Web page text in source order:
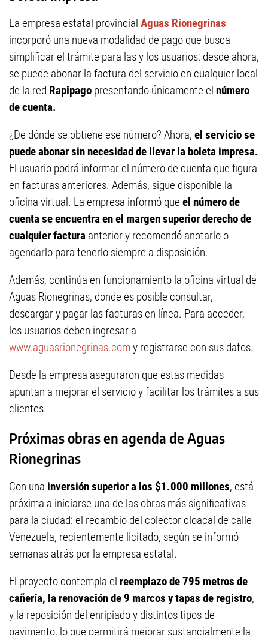
La empresa estatal provincial Aguas Rionegrinas
incorporó una nueva modalidad de pago que busca
simplificar el trámite para las y los usuarios: desde ahora,
se puede abonar la factura del servicio en cualquier local
de la red Rapipago presentando únicamente el número
de cuenta.
¿De dónde se obtiene ese número? Ahora, el servicio se
puede abonar sin necesidad de llevar la boleta impresa.
El usuario podrá informar el número de cuenta que figura
en facturas anteriores. Además, sigue disponible la
oficina virtual. La empresa informó que el número de
cuenta se encuentra en el margen superior derecho de
cualquier factura anterior y recomendó anotarlo o
agendarlo para tenerlo siempre a disposición.
Además, continúa en funcionamiento la oficina virtual de
Aguas Rionegrinas, donde es posible consultar,
descargar y pagar las facturas en línea. Para acceder,
los usuarios deben ingresar a
www.aguasrionegrinas.comy registrarse con sus datos.
Desde la empresa aseguraron que estas medidas
apuntan a mejorar el servicio y facilitar los trámites a sus
clientes.
Próximas obras en agenda de Aguas
Rionegrinas
Con una inversión superior a los $1.000 millones, está
próxima a iniciarse una de las obras más significativas
para la ciudad: el recambio del colector cloacal de calle
Venezuela, recientemente licitado, según se informó
semanas atrás por la empresa estatal.
El proyecto contempla el reemplazo de 795 metros de
cañería, la renovación de 9 marcos y tapas de registro,
y la reposición del enripiado y distintos tipos de
pavimento, lo que permitirá mejorar sustancialmente la